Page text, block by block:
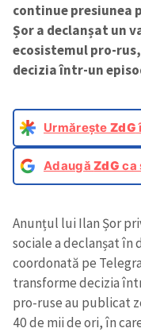
continue presiunea
Șor a declanșat un
ecosistemul pro-
decizia într-un
Urmărește ZdG
AdaugăZdG ca
Anunțul lui Ilan Șor
sociale a declanșat în
coordonată pe
transforme decizia
pro-ruse au publicat
40 de mii de ori, în